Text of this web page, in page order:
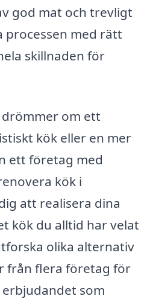
god mat och trevligt
processen med rätt
skillnaden för
drömmer om ett
kök eller en mer
ett företag med
kök i
att realisera dina
kök du alltid har velat
olika alternativ
från flera företag för
som